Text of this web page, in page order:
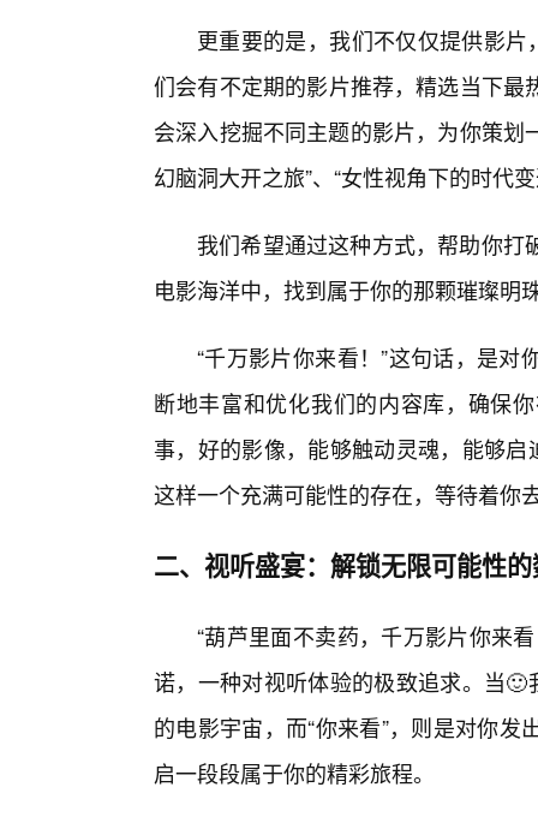
更重要的是，我们不仅仅提供影片
们会有不定期的影片推荐，精选当下
会深入挖掘不同主题的影片，为你策划
幻脑洞大开之旅”、“女性视角下的时代
我们希望通过这种方式，帮助你
电影海洋中，找到属于你的那颗璀璨明
“千万影片你来看！”这句话，是
断地丰富和优化我们的内容库，确保
事，好的影像，能够触动灵魂，能够
这样一个充满可能性的存在，等待着你
二、视听盛宴：解锁无限可能性
“葫芦里面不卖药，千万影片你来
诺，一种对视听体验的极致追求。当
的电影宇宙，而“你来看”，则是对你
启一段段属于你的精彩旅程。